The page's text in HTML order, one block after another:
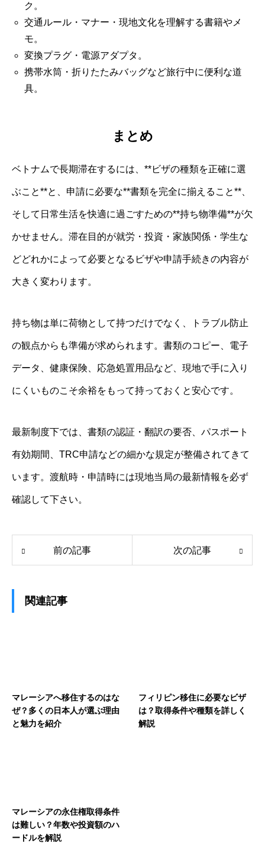
ク。
交通ルール・マナー・現地文化を理解する書籍やメ
モ。
変換プラグ・電源アダプタ。
携帯水筒・折りたたみバッグなど旅行中に便利な道
具。
まとめ
ベトナムで長期滞在するには、**ビザの種類を正確に選
ぶこと**と、申請に必要な**書類を完全に揃えること**、
そして日常生活を快適に過ごすための**持ち物準備**が欠
かせません。滞在目的が就労・投資・家族関係・学生な
どどれかによって必要となるビザや申請手続きの内容が
大きく変わります。
持ち物は単に荷物として持つだけでなく、トラブル防止
の観点からも準備が求められます。書類のコピー、電子
データ、健康保険、応急処置用品など、現地で手に入り
にくいものこそ余裕をもって持っておくと安心です。
最新制度下では、書類の認証・翻訳の要否、パスポート
有効期間、TRC申請などの細かな規定が整備されてきて
います。渡航時・申請時には現地当局の最新情報を必ず
確認して下さい。
前の記事 次の記事
関連記事
マレーシアへ移住するのはな
ぜ？多くの日本人が選ぶ理由
と魅力を紹介
フィリピン移住に必要なビザ
は？取得条件や種類を詳しく
解説
マレーシアの永住権取得条件
は難しい？年数や投資額のハ
ードルを解説